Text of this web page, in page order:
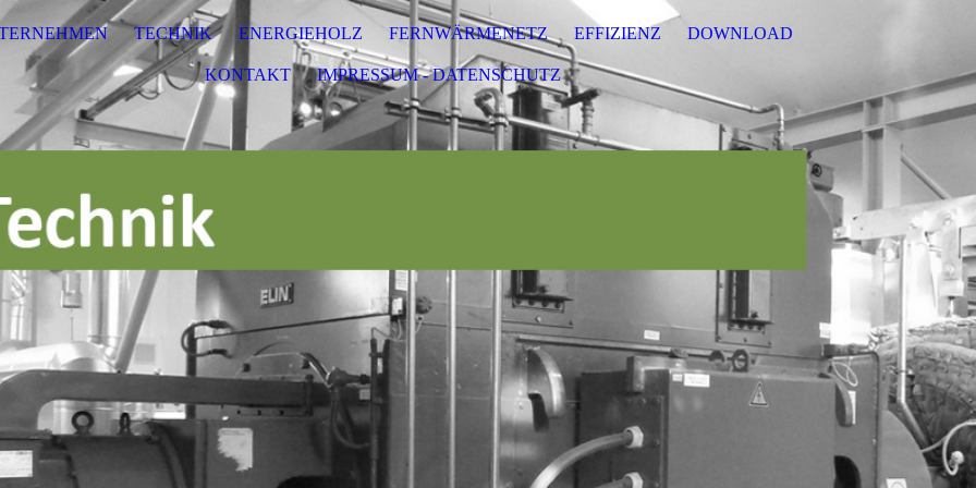
TECHNIK ENERGIEHOLZ FERNWÄRMENETZ EFFIZIENZ DOWNLOAD
KONTAKT IMPRESSUM - DATENSCHUTZ